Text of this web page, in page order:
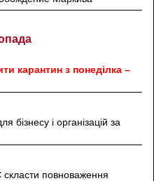
карантин з понеділка –
бізнесу і організацій за
скласти повноваження